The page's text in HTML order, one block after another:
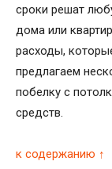
сроки решат
дома или
расходы,
предлагаем
побелку с
средств.
к содержанию ↑